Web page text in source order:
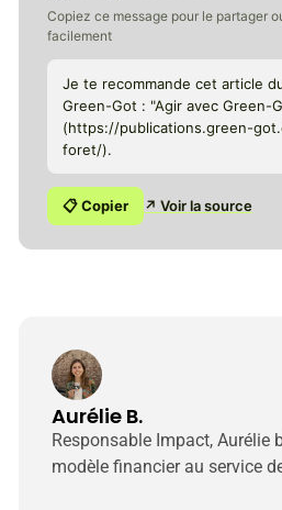
Copiez ce message pour le partager
facilement
Je te recommande cet article
Green-Got : "Agir avec Green-
(https://publications.green-
foret/).
📋 Copier ↗ Voir la source
Aurélie B.
Responsable Impact, Aurélie
modèle financier au service